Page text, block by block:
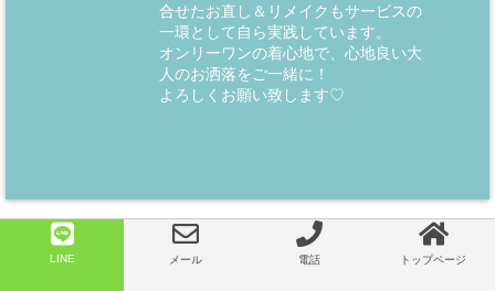
合せたお直し＆リメイクもサービスの
一環として自ら実践しています。
オンリーワンの着心地で、心地良い大
人のお洒落をご一緒に！
よろしくお願い致します♡
LINE メール 電話 トップページ